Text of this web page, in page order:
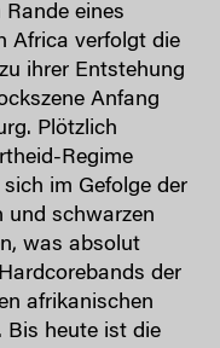
eines
Africa verfolgt die
ihrer Entstehung
Anfang
Plötzlich
Regime
im Gefolge der
und schwarzen
was absolut
der
afrikanischen
Bis heute ist die